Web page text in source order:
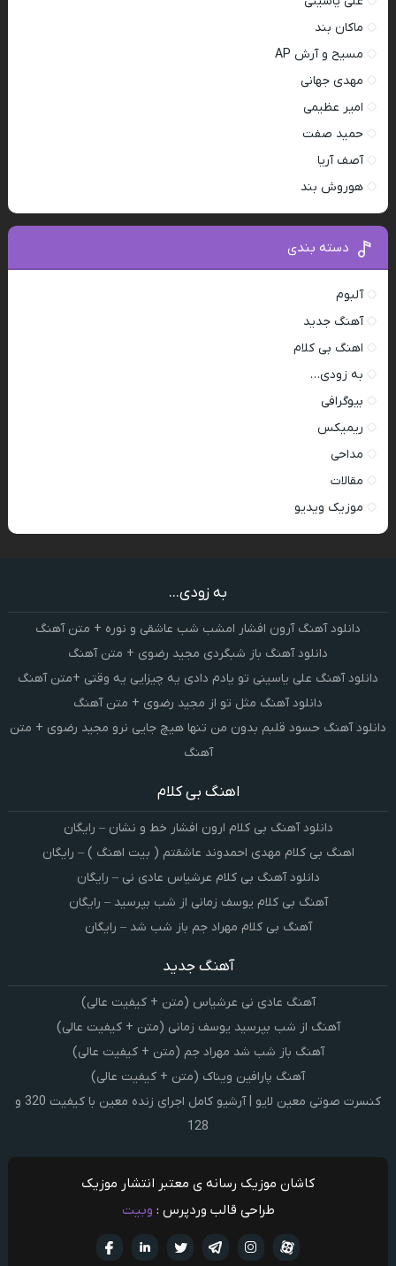
ماکان بند
مسیح و آرش AP
مهدی جهانی
امیر عظیمی
حمید صفت
آصف آریا
هوروش بند
دسته بندی
آلبوم
آهنگ جدید
اهنگ بی کلام
به زودی…
بیوگرافی
ریمیکس
مداحی
مقالات
موزیک ویدیو
به زودی...
دانلود آهنگ آرون افشار امشب شب عاشقی و نوره + متن آهنگ
دانلود آهنگ باز شبگردی مجید رضوی + متن آهنگ
دانلود آهنگ علی یاسینی تو یادم دادی یه چیزایی یه وقتی +متن آهنگ
دانلود آهنگ مثل تو از مجید رضوی + متن آهنگ
دانلود آهنگ حسود قلبم بدون من تنها هیچ جایی نرو مجید رضوی + متن
آهنگ
اهنگ بی کلام
دانلود آهنگ بی کلام ارون افشار خط و نشان – رایگان
اهنگ بی کلام مهدی احمدوند عاشقتم ( بیت اهنگ ) – رایگان
دانلود آهنگ بی کلام عرشیاس عادی نی – رایگان
آهنگ بی کلام یوسف زمانی از شب بپرسید – رایگان
آهنگ بی کلام مهراد جم باز شب شد – رایگان
آهنگ جدید
آهنگ عادی نی عرشیاس (متن + کیفیت عالی)
آهنگ از شب بپرسید یوسف زمانی (متن + کیفیت عالی)
آهنگ باز شب شد مهراد جم (متن + کیفیت عالی)
آهنگ پارافین ویناک (متن + کیفیت عالی)
کنسرت صوتی معین لایو | آرشیو کامل اجرای زنده معین با کیفیت 320 و
128
کاشان موزیک رسانه ی معتبر انتشار موزیک
طراحی قالب وردپرس : وبیت
تويتر تلگرام
اینستاگرام آپارات